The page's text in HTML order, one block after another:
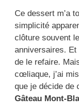
Ce dessert m’a
simplicité
clôture souvent
anniversaires. Et
de le refaire.
cœliaque, j’ai
que je décide de
Gâteau Mont-